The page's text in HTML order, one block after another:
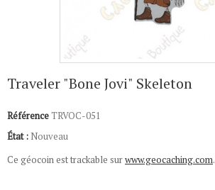
Traveler "Bone Jovi" Skeleton
RéférenceTRVOC-051
État : Nouveau
Ce géocoin est trackable surwww.geocaching.com.